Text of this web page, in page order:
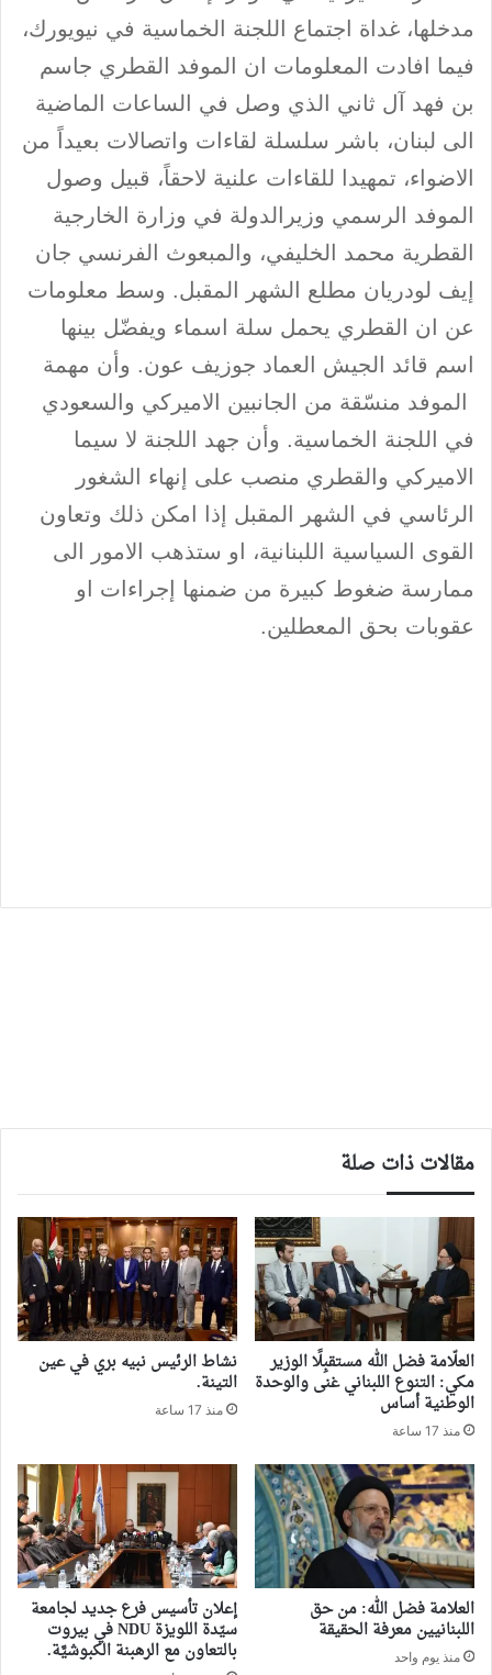
مدخلها، غداة اجتماع اللجنة الخماسية في نيويورك،
فيما افادت المعلومات ان الموفد القطري جاسم
بن فهد آل ثاني الذي وصل في الساعات الماضية
الى لبنان، باشر سلسلة لقاءات واتصالات بعيداً من
الاضواء، تمهيدا للقاءات علنية لاحقاً، قبيل وصول
الموفد الرسمي وزيرالدولة في وزارة الخارجية
القطرية محمد الخليفي، والمبعوث الفرنسي جان
إيف لودريان مطلع الشهر المقبل. وسط معلومات
عن ان القطري يحمل سلة اسماء ويفضّل بينها
اسم قائد الجيش العماد جوزيف عون. وأن مهمة
الموفد منسّقة من الجانبين الاميركي والسعودي
في اللجنة الخماسية. وأن جهد اللجنة لا سيما
الاميركي والقطري منصب على إنهاء الشغور
الرئاسي في الشهر المقبل إذا امكن ذلك وتعاون
القوى السياسية اللبنانية، او ستذهب الامور الى
ممارسة ضغوط كبيرة من ضمنها إجراءات او
عقوبات بحق المعطلين.
مقالات ذات صلة
العلّامة فضل الله مستقبِلًا الوزير
مكي: التنوع اللبناني غنى والوحدة
الوطنية أساس
منذ 17 ساعة
نشاط الرئيس نبيه بري في عين
التينة.
منذ 17 ساعة
العلامة فضل الله: من حق
اللبنانيين معرفة الحقيقة
منذ يوم واحد
إعلان تأسيس فرع جديد لجامعة
سيّدة اللويزة NDU في بيروت
بالتعاون مع الرهبنة الكبوشيَّة.